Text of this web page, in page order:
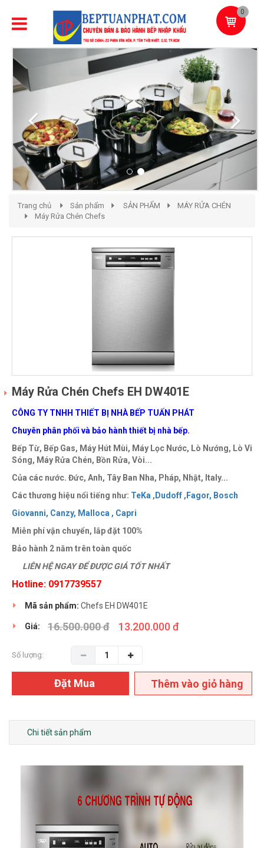
0
Previous
Trang chủ Sản phẩm SẢN PHẨM
MÁY RỬA CHÉN
Máy Rửa Chén Chefs
Máy Rửa Chén Chefs EH DW401E
CÔNG TY TNHH THIẾT BỊ NHÀ BẾP TUẤN PHÁT
Chuyên phân phối và bảo hành thiết bị nhà bếp.
Bếp Từ, Bếp Gas, Máy Hút Mùi, Máy Lọc Nước, Lò Nướng, Lò Vi
Sóng, Máy Rửa Chén, Bồn Rửa, Vòi...
Của các nước. Đức, Anh, Tây Ban Nha, Pháp, Nhật, Italy...
Các thương hiệu nổi tiếng như: TeKa ,Dudoff ,Fagor, Bosch
Giovanni, Canzy, Malloca , Capri
Miễn phí vận chuyển, lắp đặt 100%
Bảo hành 2 năm trên toàn quốc
LIÊN HỆ NGAY ĐỂ ĐƯỢC GIÁ TỐT NHẤT
Hotline: 0917739557
Mã sản phẩm: Chefs EH DW401E
Giá: 16.500.000 đ 13.200.000 đ
Số lượng:
Đặt Mua Thêm vào giỏ hàng
Chi tiết sản phẩm